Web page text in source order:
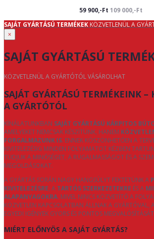
59 900,-Ft 109 000,-Ft
SAJÁT GYÁRTÁSÚ TERMÉKEK KÖZVETLENÜL A
×
SAJÁT GYÁRTÁSÚ
KÖZVETLENÜL A GYÁRTÓTÓL VÁSÁROLHAT
SAJÁT GYÁRTÁSÚ TERMÉKEINK
A GYÁRTÓTÓL
KÍNÁLATUNKBAN SAJÁT GYÁRTÁSÚ KÁRPITOS
AMELYEKET NEMCSAK KÉSZÍTÜNK, HANEM
FORGALMAZUNK IS. ENNEK KÖSZÖNHETŐEN A
KIVITELEZÉSIG MINDEN FOLYAMATOT KÉZBEN
TUDJUK A MINŐSÉGET, A RUGALMASSÁGOT ÉS A
MEGOLDÁSOKAT.
A GYÁRTÁS SORÁN NAGY HANGSÚLYT FEKTETÜNK A
KIVITELEZÉSRE, A TARTÓS SZERKEZETEKRE ÉS A
ALAPANYAGOKRA. MIVEL NINCS KÖZVETÍTŐ A
KÖZVETLEN KAPCSOLATBAN ÁLLNAK A GYÁRTÓVAL,
EGYEDI IGÉNYEK GYORS ÉS PONTOS
MIÉRT ELŐNYÖS A SAJÁT GYÁRTÁS?